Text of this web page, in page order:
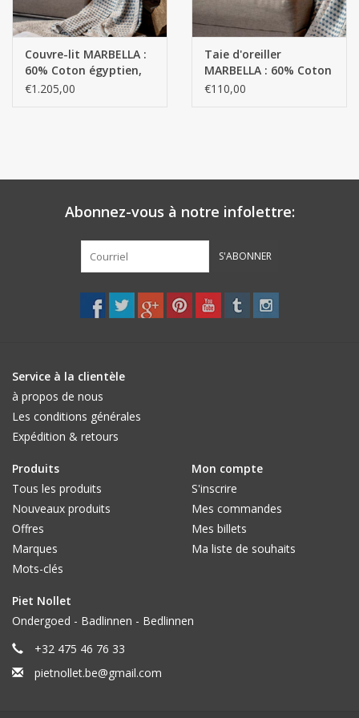
Couvre-lit MARBELLA :
60% Coton égyptien,
fil extra long / 40%
€1.205,00
Taie d'oreiller
MARBELLA : 60% Coton
égyptien, fil extra long
€110,00
Abonnez-vous à notre infolettre:
S'ABONNER
Service à la clientèle
à propos de nous
Les conditions générales
Expédition & retours
Produits
Tous les produits
Nouveaux produits
Offres
Marques
Mots-clés
Mon compte
S'inscrire
Mes commandes
Mes billets
Ma liste de souhaits
Piet Nollet
Ondergoed - Badlinnen - Bedlinnen
+32 475 46 76 33
pietnollet.be@gmail.com